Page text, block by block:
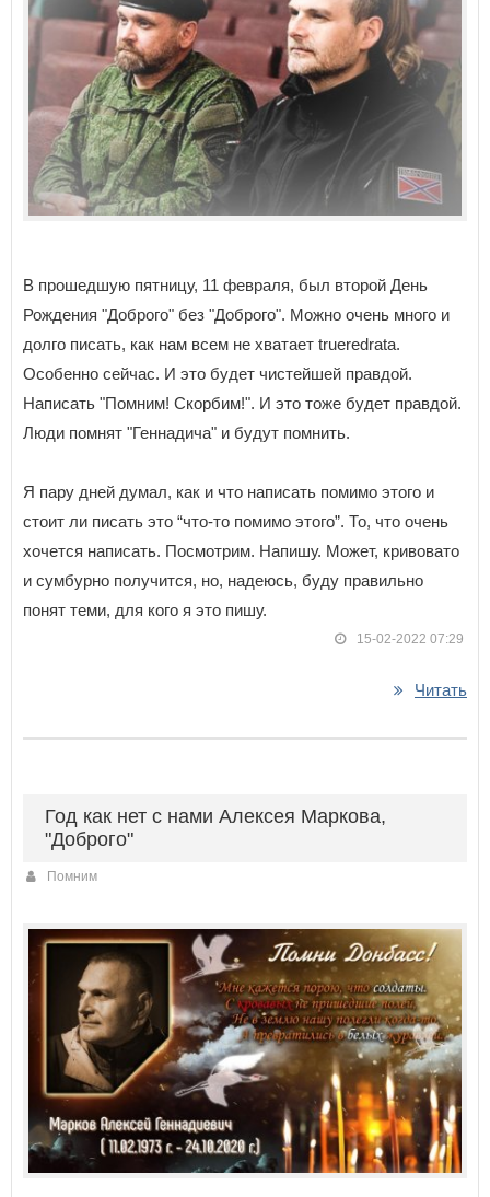
В прошедшую пятницу, 11 февраля, был второй День
Рождения "Доброго" без "Доброго". Можно очень много и
долго писать, как нам всем не хватает trueredratа.
Особенно сейчас. И это будет чистейшей правдой.
Написать "Помним! Скорбим!". И это тоже будет правдой.
Люди помнят "Геннадича" и будут помнить.
Я пару дней думал, как и что написать помимо этого и
стоит ли писать это “что-то помимо этого”. То, что очень
хочется написать. Посмотрим. Напишу. Может, кривовато
и сумбурно получится, но, надеюсь, буду правильно
понят теми, для кого я это пишу.
15-02-2022 07:29
Читать
Год как нет с нами Алексея Маркова,
"Доброго"
Помним